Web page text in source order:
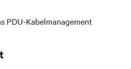
PDU-Kabelmanagement